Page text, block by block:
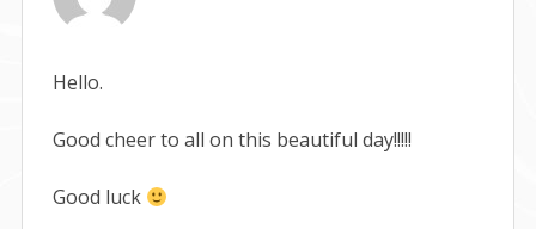
Hello.
Good cheer to all on this beautiful day!!!!!
Good luck